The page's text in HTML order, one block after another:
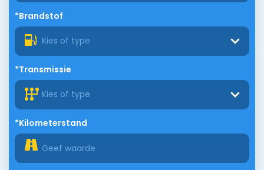
*Brandstof
Kies of type
*Transmissie
Kies of type
*Kilometerstand